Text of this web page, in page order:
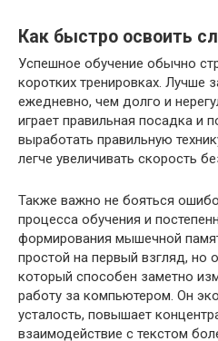
Как быстро освоить
Успешное обучение обычно
коротких тренировках. Лучше
ежедневно, чем долго и
играет правильная посадка и
выработать правильную
легче увеличивать скорость
Также важно не бояться
процесса обучения и
формирования мышечной
простой на первый взгляд,
который способен заметно
работу за компьютером. Он
усталость, повышает
взаимодействие с текстом